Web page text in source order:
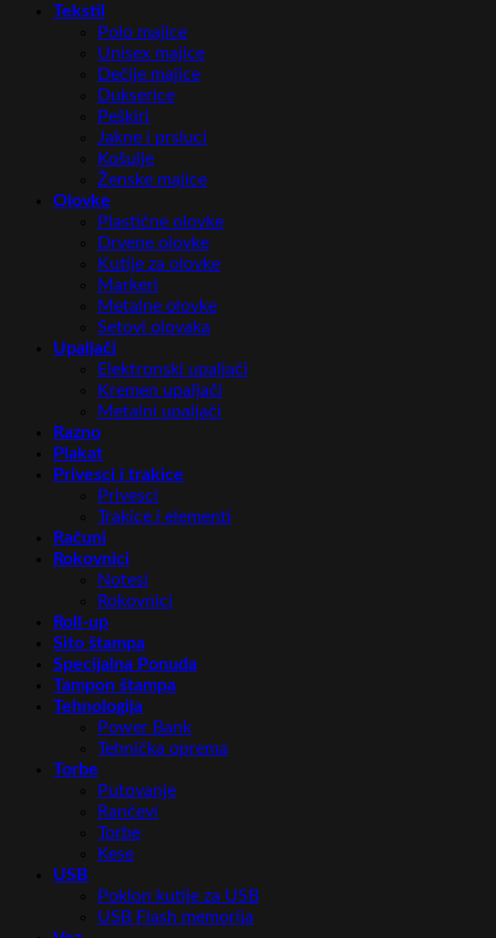
Tekstil
Polo majice
Unisex majice
Dečije majice
Dukserice
Peškiri
Jakne i prsluci
Košulje
Ženske majice
Olovke
Plastične olovke
Drvene olovke
Kutije za olovke
Markeri
Metalne olovke
Setovi olovaka
Upaljači
Elektronski upaljači
Kremen upaljači
Metalni upaljači
Razno
Plakat
Privesci i trakice
Privesci
Trakice i elementi
Računi
Rokovnici
Notesi
Rokovnici
Roll-up
Sito štampa
Specijalna Ponuda
Tampon štampa
Tehnologija
Power Bank
Tehnička oprema
Torbe
Putovanje
Rančevi
Torbe
Kese
USB
Poklon kutije za USB
USB Flash memorija